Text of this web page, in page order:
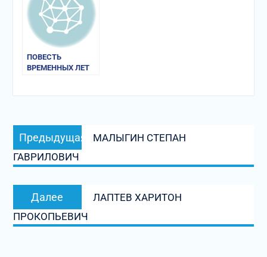
ПОВЕСТЬ
ВРЕМЕННЫХ ЛЕТ
Навигация
по
записям
Предыдущая
запись:
МАЛЫГИН СТЕПАН
ГАВРИЛОВИЧ
Далее
запись:
ЛАПТЕВ ХАРИТОН
ПРОКОПЬЕВИЧ